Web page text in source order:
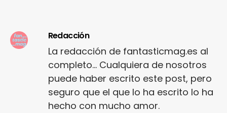
Redacción
La redacción de fantasticmag.es al
completo... Cualquiera de nosotros
puede haber escrito este post, pero
seguro que el que lo ha escrito lo ha
hecho con mucho amor.